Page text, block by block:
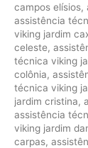
campos elísios,
assistência
viking jardim
celeste,
técnica viking
colônia,
técnica viking
jardim cristina,
assistência
viking jardim
carpas,